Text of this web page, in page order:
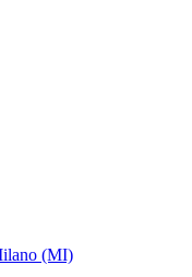
(MI)